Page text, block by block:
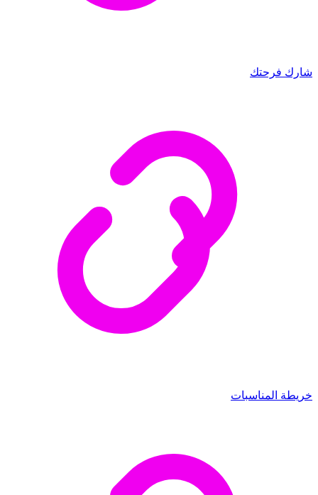
شارك فرحتك
خريطة المناسبات